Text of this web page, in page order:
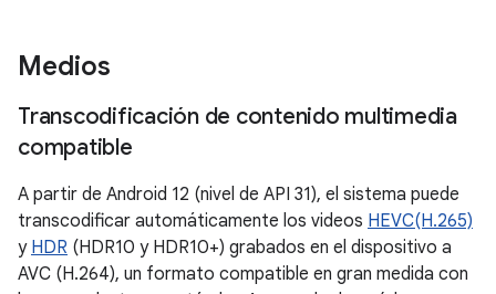
Medios
Transcodificación de contenido multimedia
compatible
A partir de Android 12 (nivel de API 31), el sistema puede
transcodificar automáticamente los videos HEVC(H.265)
y HDR (HDR10 y HDR10+) grabados en el dispositivo a
AVC (H.264), un formato compatible en gran medida con